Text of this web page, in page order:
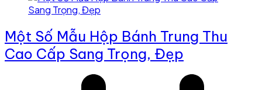
Một Số Mẫu Hộp Bánh Trung Thu
Cao Cấp Sang Trọng, Đẹp